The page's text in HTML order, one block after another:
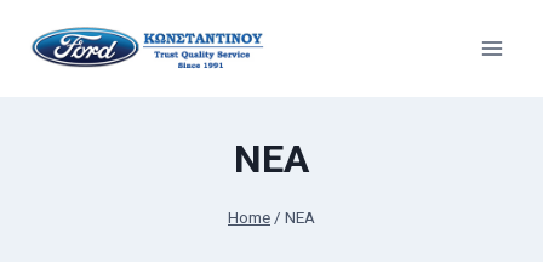
ΝΕΑ
Home / ΝΕΑ